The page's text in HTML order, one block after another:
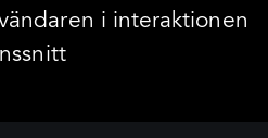
i interaktionen